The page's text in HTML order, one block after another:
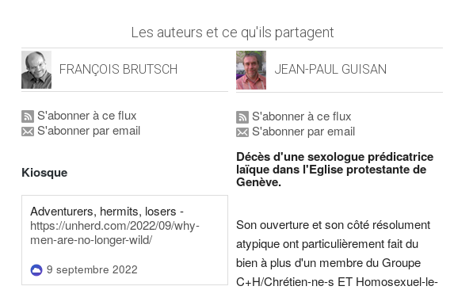
Les auteurs et ce qu'ils partagent
FRANÇOIS BRUTSCH
S'abonner à ce flux
S'abonner par email
Kiosque
Adventurers, hermits, losers -
https://unherd.com/2022/09/why-
men-are-no-longer-wild/
9 septembre 2022
JEAN-PAUL GUISAN
S'abonner à ce flux
S'abonner par email
Décès d'une sexologue prédicatrice
laïque dans l'Eglise protestante de
Genève.
Son ouverture et son côté résolument
atypique ont particulièrement fait du
bien à plus d'un membre du Groupe
C+H/Chrétien-ne-s ET Homosexuel-le-